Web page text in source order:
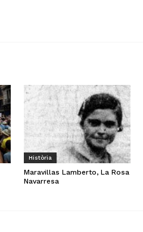
Història
Maravillas Lamberto, La Rosa
Navarresa